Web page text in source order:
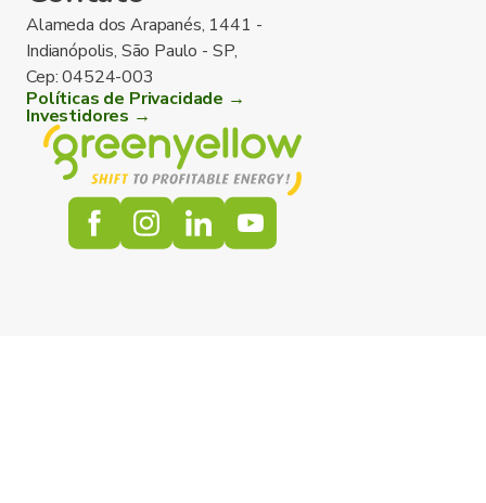
Alameda dos Arapanés, 1441 -
Indianópolis, São Paulo - SP,
Cep: 04524-003
Políticas de Privacidade →
Investidores →